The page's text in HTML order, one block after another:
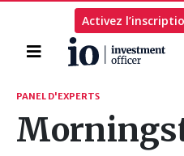
Accueil
Activez
Rechercher
PANEL D'EXPERTS